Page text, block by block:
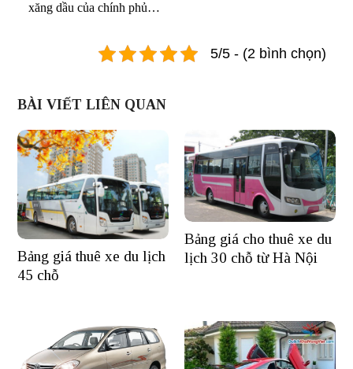
xăng dầu của chính phủ…
5/5 - (2 bình chọn)
BÀI VIẾT LIÊN QUAN
Bảng giá thuê xe du lịch
45 chỗ
Bảng giá cho thuê xe du
lịch 30 chỗ từ Hà Nội